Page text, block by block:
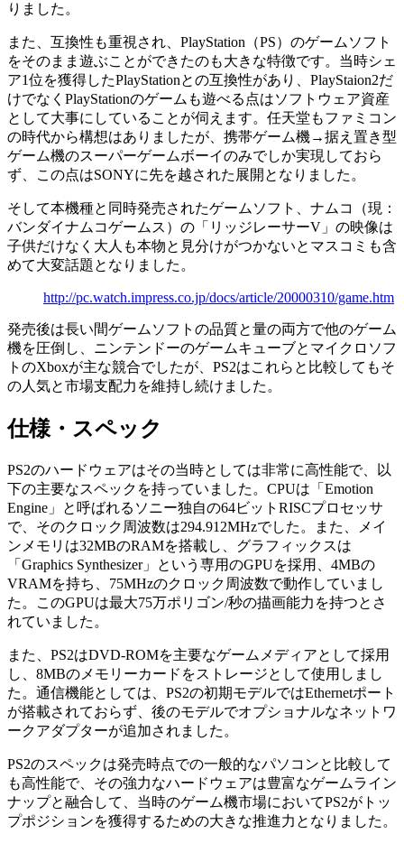
りました。
また、互換性も重視され、PlayStation（PS）のゲームソフト
をそのまま遊ぶことができたのも大きな特徴です。当時シェ
ア1位を獲得したPlayStationとの互換性があり、PlayStaion2だ
けでなくPlayStationのゲームも遊べる点はソフトウェア資産
として大事にしていることが伺えます。任天堂もファミコン
の時代から構想はありましたが、携帯ゲーム機→据え置き型
ゲーム機のスーパーゲームボーイのみでしか実現しておら
ず、この点はSONYに先を越された展開となりました。
そして本機種と同時発売されたゲームソフト、ナムコ（現：
バンダイナムコゲームス）の「リッジレーサーV」の映像は
子供だけなく大人も本物と見分けがつかないとマスコミも含
めて大変話題となりました。
http://pc.watch.impress.co.jp/docs/article/20000310/game.htm
発売後は長い間ゲームソフトの品質と量の両方で他のゲーム
機を圧倒し、ニンテンドーのゲームキューブとマイクロソフ
トのXboxが主な競合でしたが、PS2はこれらと比較してもそ
の人気と市場支配力を維持し続けました。
仕様・スペック
PS2のハードウェアはその当時としては非常に高性能で、以
下の主要なスペックを持っていました。CPUは「Emotion
Engine」と呼ばれるソニー独自の64ビットRISCプロセッサ
で、そのクロック周波数は294.912MHzでした。また、メイ
ンメモリは32MBのRAMを搭載し、グラフィックスは
「Graphics Synthesizer」という専用のGPUを採用、4MBの
VRAMを持ち、75MHzのクロック周波数で動作していまし
た。このGPUは最大75万ポリゴン/秒の描画能力を持つとさ
れていました。
また、PS2はDVD-ROMを主要なゲームメディアとして採用
し、8MBのメモリーカードをストレージとして使用しまし
た。通信機能としては、PS2の初期モデルではEthernetポート
が搭載されておらず、後のモデルでオプショナルなネットワ
ークアダプターが追加されました。
PS2のスペックは発売時点での一般的なパソコンと比較して
も高性能で、その強力なハードウェアは豊富なゲームライン
ナップと融合して、当時のゲーム機市場においてPS2がトッ
プポジションを獲得するための大きな推進力となりました。